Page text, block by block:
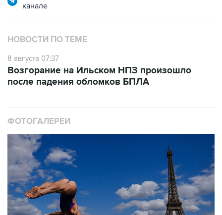
канале
НОВОСТИ ПО ТЕМЕ
8 августа 07:37
Возгорание на Ильском НПЗ произошло
после падения обломков БПЛА
ФОТОГАЛЕРЕИ